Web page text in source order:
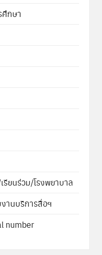
ศึกษา
รียนร่วม/โรงพยาบาล
านบริการสื่อฯ
number